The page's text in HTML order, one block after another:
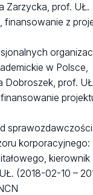
Zarzycka, prof. UŁ.
finansowanie z
w Polsce,
Dobroszek, prof.
korporacyjnego:
kierownik
(2018-02-10 –